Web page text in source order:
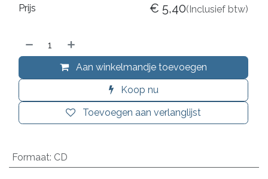
Aan winkelmandje toevoegen
Koop nu
Toevoegen aan verlanglijst
Prijs € 5,40(Inclusief btw)
Formaat: CD